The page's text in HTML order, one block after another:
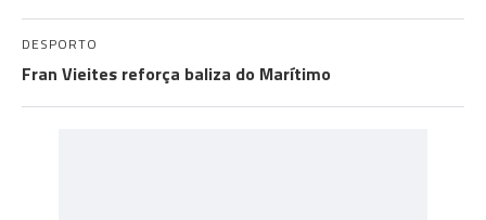
DESPORTO
Fran Vieites reforça baliza do Marítimo